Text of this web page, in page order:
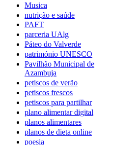
Musica
nutrição e saúde
PAFT
parceria UAlg
Páteo do Valverde
património UNESCO
Pavilhão Municipal de
Azambuja
petiscos de verão
petiscos frescos
petiscos para partilhar
plano alimentar digital
planos alimentares
planos de dieta online
poesia